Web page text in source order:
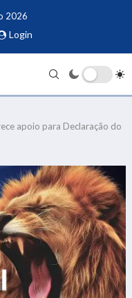
2026
Login
apoio para Declaração do